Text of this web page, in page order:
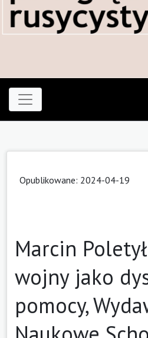
Opublikowane: 2024-04-19
Marcin
wojny jako
pomocy,